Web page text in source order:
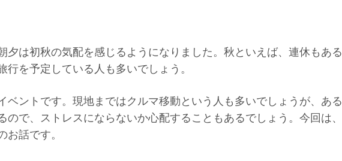
夕は初秋の気配を感じるようになりました。秋といえば、連休もある
を予定している人も多いでしょう。
ベントです。現地まではクルマ移動という人も多いでしょうが、ある
ので、ストレスにならないか心配することもあるでしょう。今回は、
お話です。